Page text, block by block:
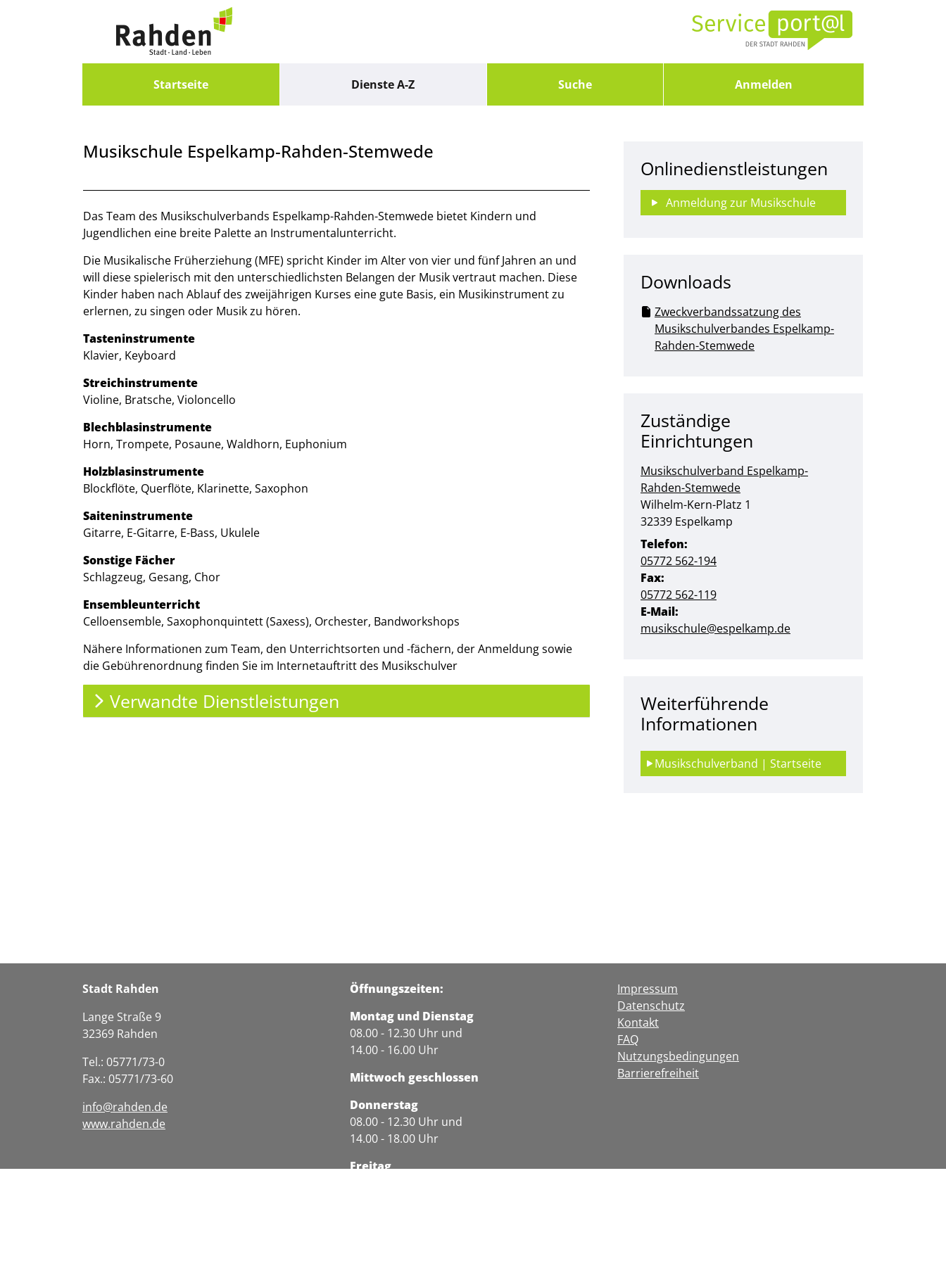
Startseite Dienste A-Z Suche Anmelden
Musikschule Espelkamp-Rahden-Stemwede
Beschreibung
Das Team des Musikschulverbands Espelkamp-Rahden-Stemwede bietet Kindern und
Jugendlichen eine breite Palette an Instrumentalunterricht.
Die Musikalische Früherziehung (MFE) spricht Kinder im Alter von vier und fünf Jahren an und
will diese spielerisch mit den unterschiedlichsten Belangen der Musik vertraut machen. Diese
Kinder haben nach Ablauf des zweijährigen Kurses eine gute Basis, ein Musikinstrument zu
erlernen, zu singen oder Musik zu hören.
Tasteninstrumente
Klavier, Keyboard
Streichinstrumente
Violine, Bratsche, Violoncello
Blechblasinstrumente
Horn, Trompete, Posaune, Waldhorn, Euphonium
Holzblasinstrumente
Blockflöte, Querflöte, Klarinette, Saxophon
Saiteninstrumente
Gitarre, E-Gitarre, E-Bass, Ukulele
Sonstige Fächer
Schlagzeug, Gesang, Chor
Ensembleunterricht
Celloensemble, Saxophonquintett (Saxess), Orchester, Bandworkshops
Nähere Informationen zum Team, den Unterrichtsorten und -fächern, der Anmeldung sowie
die Gebührenordnung finden Sie im Internetauftritt des Musikschulver
Verwandte Dienstleistungen
Onlinedienstleistungen
Anmeldung zur Musikschule
Downloads
Zweckverbandssatzung des
Musikschulverbandes Espelkamp-
Rahden-Stemwede
Zuständige
Einrichtungen
Musikschulverband Espelkamp-
Rahden-Stemwede
Straße:
Wilhelm-Kern-Platz Hausnummer:
1
PLZ:
32339 Ort:
Espelkamp
Telefon:
05772 562-194
Fax:
05772 562-119
E-Mail:
musikschule@espelkamp.de
Weiterführende
Informationen
Musikschulverband | Startseite
Stadt Rahden
Lange Straße 9
32369 Rahden
Tel.: 05771/73-0
Fax.: 05771/73-60
info@rahden.de
www.rahden.de
Öffnungszeiten:
Montag und Dienstag
08.00 - 12.30 Uhr und
14.00 - 16.00 Uhr
Mittwoch geschlossen
Donnerstag
08.00 - 12.30 Uhr und
14.00 - 18.00 Uhr
Freitag
Impressum
Datenschutz
Kontakt
FAQ
Nutzungsbedingungen
Barrierefreiheit